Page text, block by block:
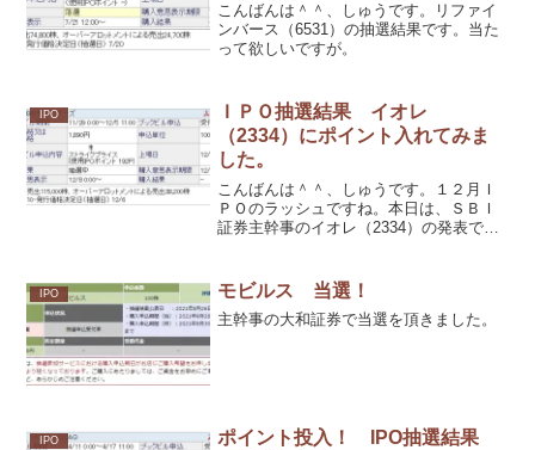
こんばんは＾＾、しゅうです。リファイ
ンバース（6531）の抽選結果です。当た
って欲しいですが。
IPO
ＩＰＯ抽選結果 イオレ
（2334）にポイント入れてみま
した。
こんばんは＾＾、しゅうです。１２月Ｉ
ＰＯのラッシュですね。本日は、ＳＢＩ
証券主幹事のイオレ（2334）の発表でし
IPO モビルス 当選！
主幹事の大和証券で当選を頂きました。
IPO
ポイント投入！ IPO抽選結果